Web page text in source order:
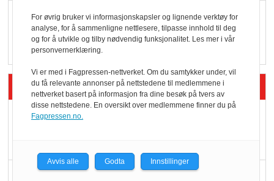
Vokser med ferdigmat
i dagligvare
Siste artikler - Butikk i praksis
For øvrig bruker vi informasjonskapsler og lignende verktøy for
analyse, for å sammenligne nettlesere, tilpasse innhold til deg
og for å utvikle og tilby nødvendig funksjonalitet. Les mer i vår
personvernerklæring.
Vi er med i Fagpressen-nettverket. Om du samtykker under, vil
du få relevante annonser på nettstedene til medlemmene i
nettverket basert på informasjon fra dine besøk på tvers av
disse nettstedene. En oversikt over medlemmene finner du på
Fagpressen.no.
Avvis alle Godta Innstillinger